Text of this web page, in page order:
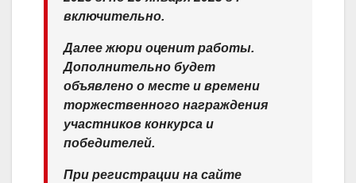
включительно.
Далее жюри оценит работы.
Дополнительно будет
объявлено о месте и времени
торжественного награждения
участников конкурса и
победителей.
При регистрации на сайте